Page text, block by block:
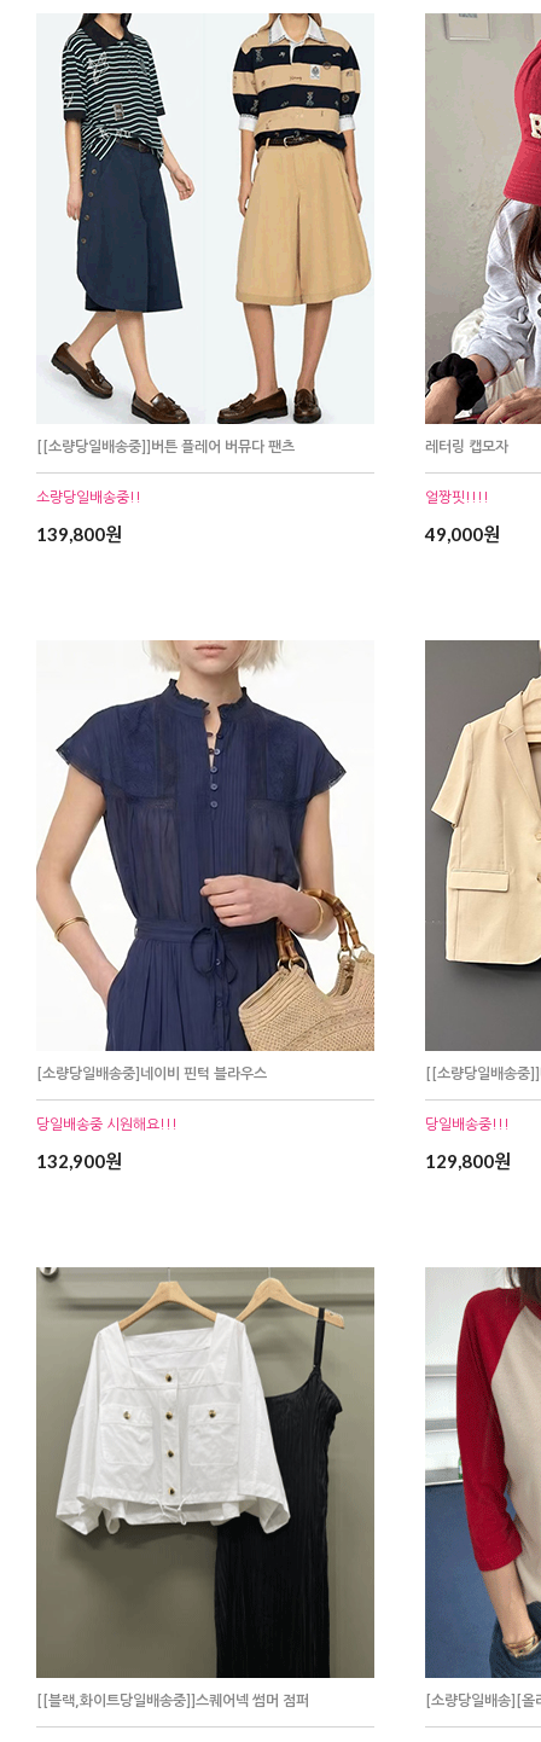
[[소량당일배송중]]버튼 플레어 버뮤다 팬츠
소량당일배송중!!
139,800원
레터링 캡모자
얼짱핏!!!!
49,000원
[소량당일배송중]네이비 핀턱 블라우스
당일배송중 시원해요!!!
132,900원
[[소량당일배송중
당일배송중!!!
129,800원
[[블랙,화이트당일배송중]]스퀘어넥 썸머 점퍼 [소량당일배송][올